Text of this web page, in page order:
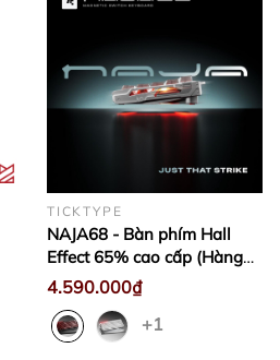
TICKTYPE
NAJA68 - Bàn phím Hall
Effect 65% cao cấp (Hàng
sẵn)
4.590.000₫
+1